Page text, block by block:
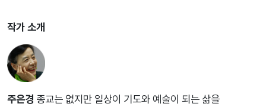
작가 소개
주은경 종교는 없지만 일상이 기도와 예술이 되는 삶을